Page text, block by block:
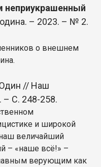
неприукрашенный
– 2023. – № 2.
о внешнем
// Наш
С. 248-258.
и широкой
величайший
– «наше всё!» –
верующим как